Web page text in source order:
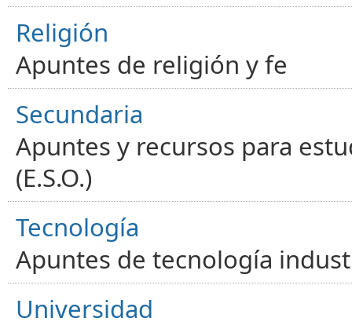
Religión
Apuntes de religión y fe
Secundaria
Apuntes y recursos para
(E.S.O.)
Tecnología
Apuntes de tecnología
Universidad